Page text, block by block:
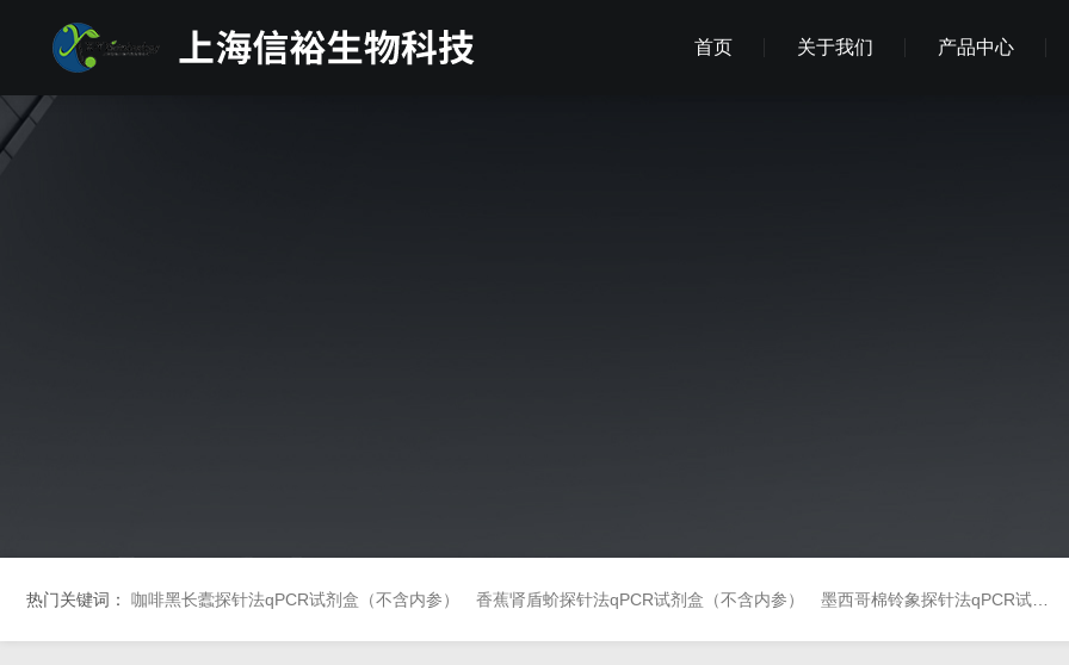
首页 关于我们 产品中心
热门关键词： 咖啡黑长蠹探针法qPCR试剂盒（不含内参） 香蕉肾盾蚧探针法qPCR试剂盒（不含内参） 墨西哥棉铃象探针法qPCR试剂盒（不含内参）